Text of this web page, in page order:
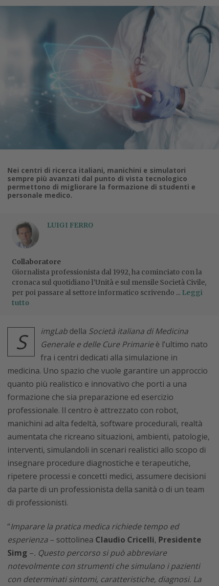
Nei centri di ricerca italiani, manichini e simulatori
sempre più avanzati dal punto di vista tecnologico
permettono di migliorare la formazione di studenti e
personale medico.
LUIGI FERRO
Collaboratore
Giornalista professionista dal 1992, ha cominciato con la
cronaca sul quotidiano l’Unità e sul mensile Società Civile,
per poi passare al settore informatico scrivendo ... Leggi
tutto
S imgLab della Società italiana di Medicina
Generale e delle Cure Primarieè l’ultimo nato
fra i centri dedicati alla simulazione in
medicina. Uno spazio che vuole garantire un approccio
quanto più realistico e innovativo che porti a una
formazione che sia preparazione ed esercizio
professionale. Il centro è attrezzato con robot,
manichini ad alta fedeltà, software procedurali, realtà
aumentata che ricreano situazioni, ambienti, patologie,
interventi, simulandoli in scenari realistici allo scopo di
insegnare procedure diagnostiche e terapeutiche,
ripetere processi e concetti medici, assumere decisioni
da parte di un professionista della sanità o di un team
di professionisti.
“Imparare la pratica medica richiede tempo ed
esperienza – sottolinea Claudio Cricelli, Presidente
Simg –. Questo percorso si può abbreviare
notevolmente con strumenti che simulano i pazienti
con determinati sintomi, caratteristiche, diagnosi. La